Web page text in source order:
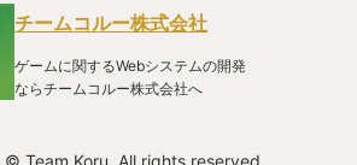
はレモンサワー混じりのよだれを垂らし
ゲームだけでなく、数年間購入を自粛し続
もポチっていた。 🤖🤖🤖アクションという
ロボットゲームというジャンルについ
がある： ＜引用＞ (略)ロボットゲームは単
チームコルー株式会社
ゲームに関するWebシステムの開発
ならチームコルー株式会社へ
Team Koru. All rights reserved